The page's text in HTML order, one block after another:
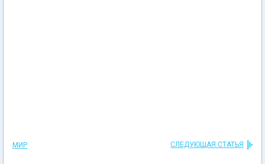
МИР СЛЕДУЮЩАЯ СТАТЬЯ